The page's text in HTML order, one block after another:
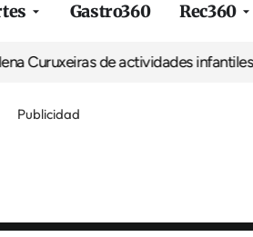
Gastro360 Rec360
de actividades infantiles y
Publicidad